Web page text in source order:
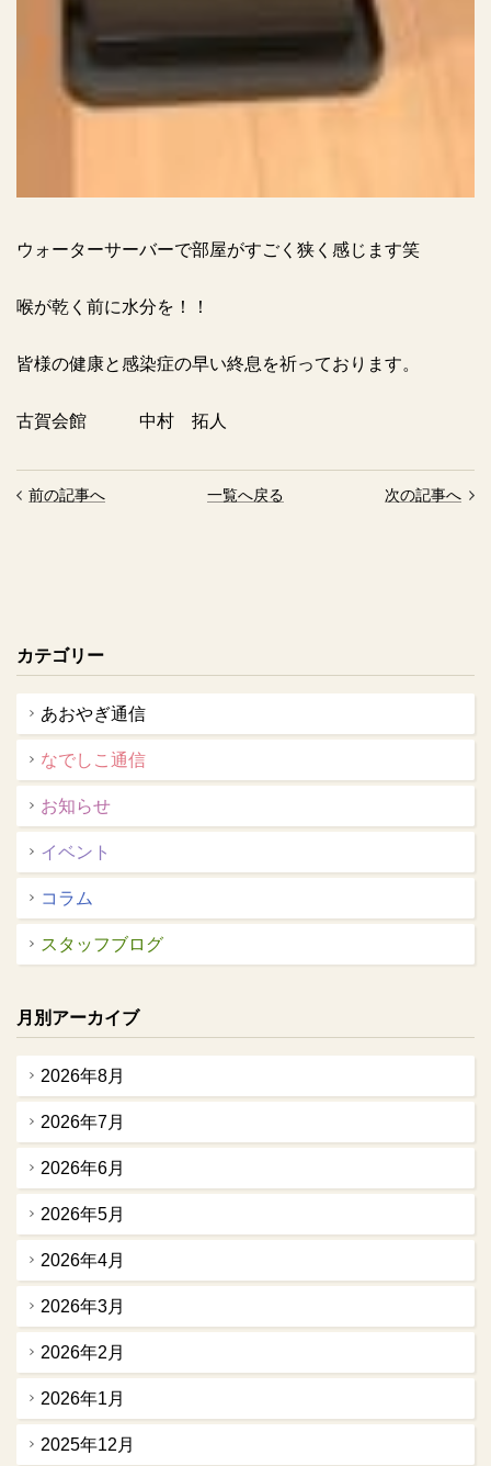
ウォーターサーバーで部屋がすごく狭く感じます笑
喉が乾く前に水分を！！
皆様の健康と感染症の早い終息を祈っております。
古賀会館 中村 拓人
前の記事へ 一覧へ戻る 次の記事へ
カテゴリー
あおやぎ通信
なでしこ通信
お知らせ
イベント
コラム
スタッフブログ
月別アーカイブ
2026年8月
2026年7月
2026年6月
2026年5月
2026年4月
2026年3月
2026年2月
2026年1月
2025年12月